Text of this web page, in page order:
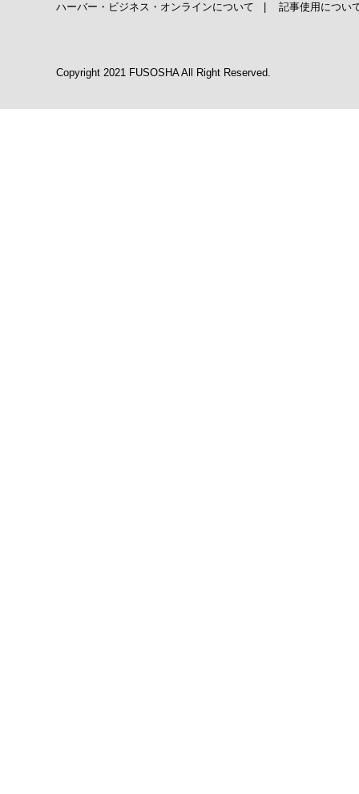
ハーバー・ビジネス・オンラインについて 記事使用につい
Copyright 2021 FUSOSHA All Right Reserved.